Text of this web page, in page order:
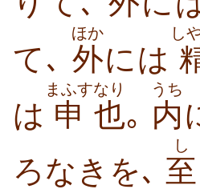
て､ 外
ほか
には
し
は 申
まふす
也
なり
｡ 内
うち
ろなきを､ 至
し